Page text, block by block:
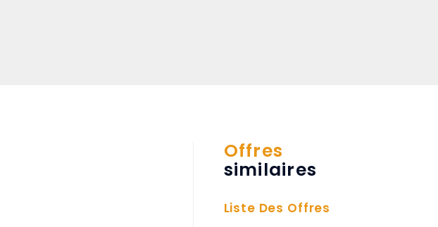
Offres
similaires
Liste Des Offres